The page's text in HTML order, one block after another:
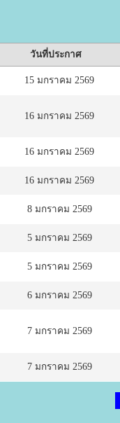
วันที่ประกาศ
15 มกราคม 2569
16 มกราคม 2569
16 มกราคม 2569
16 มกราคม 2569
8 มกราคม 2569
5 มกราคม 2569
5 มกราคม 2569
6 มกราคม 2569
7 มกราคม 2569
7 มกราคม 2569